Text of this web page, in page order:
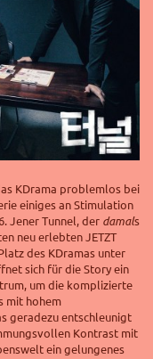
KDrama problemlos bei
einiges an Stimulation
Jener Tunnel, der damals
neu erlebten JETZT
des KDramas unter
sich für die Story ein
um die komplizierte
mit hohem
geradezu entschleunigt
Kontrast mit
ein gelungenes